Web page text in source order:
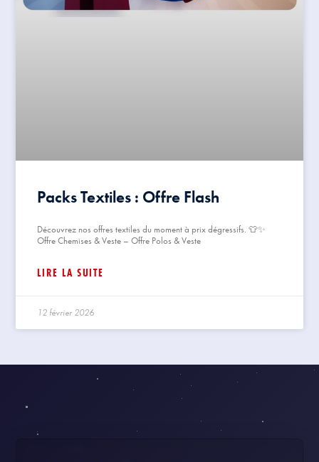
Packs Textiles : Offre Flash
Découvrez nos offres textiles du moment à prix dégressifs. 👕✨
Offre Chemises & Veste – Offre Polos & Veste
LIRE LA SUITE
12 février 2026